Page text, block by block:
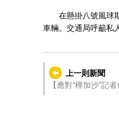
在懸掛八號風球
車輛。交通局呼籲私
上一則新聞
【應對“樺加沙”記